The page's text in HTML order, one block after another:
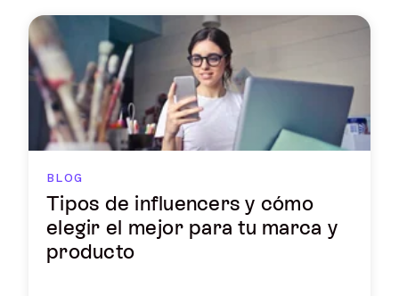
BLOG
Tipos de influencers y cómo
elegir el mejor para tu marca y
producto